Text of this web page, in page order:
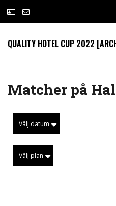
QUALITY HOTEL CUP 2022
Matcher på
Välj datum
Välj plan